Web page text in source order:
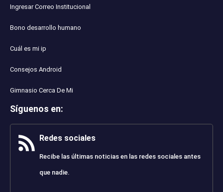
Ingresar Correo Institucional
Bono desarrollo humano
Cuál es mi ip
Consejos Android
Gimnasio Cerca De Mi
Síguenos en:
Redes sociales
Recibe las últimas noticias en las redes sociales antes
que nadie.